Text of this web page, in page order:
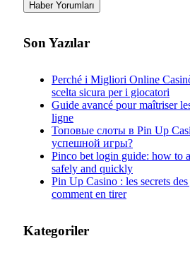
Son Yazılar
Perché i Migliori Online
scelta sicura per i giocatori
Guide avancé pour maîtriser
ligne
Топовые слоты в Pin Up
успешной игры?
Pinco bet login guide: how to
safely and quickly
Pin Up Casino : les secrets
comment en tirer
Kategoriler